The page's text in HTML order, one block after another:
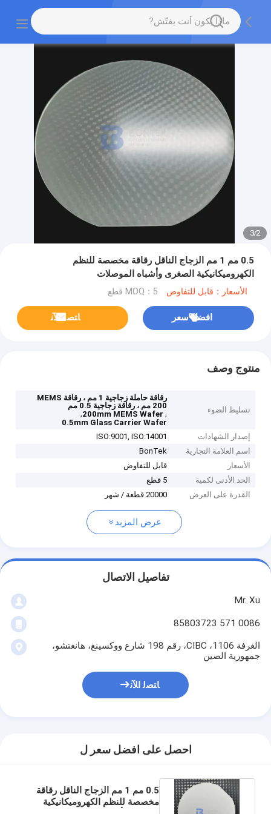
2
/
3
0.5 مم 1 مم الزجاج الناقل رقاقة مخصصة للنظم
الكهروميكانيكية الصغرى وأشباه الموصلات
الأسعار：قابل للتفاوض MOQ：5 قطع
افضل سعر ﺎﺘﺼﻟ ﺍﻶﻧ
منتوج وصف
تسليط الضوء
رقاقة حاملة زجاجية 1 مم ، رقاقة MEMS
200 مم ، رقاقة زجاجية 0.5 مم
,
200mm MEMS Wafer
,
0.5mm Glass Carrier Wafer
إصدار الشهادات
ISO:9001, ISO:14001
اسم العلامة التجارية
BonTek
الأسعار
قابل للتفاوض
الحد الأدنى لكمية
5 قطع
القدرة على العرض
20000 قطعة / شهر
عرض المزيد
تفاصيل الاتصال
Mr. Xu
0086 571 85803723
الغرفة 1106، CIBC، رقم 198 شارع ووكسينغ، هانغتشو،
جمهورية الصين
ﺎﺘﺼﻟ ﺍﻶﻧ
احصل على افضل سعر ل
0.5 مم 1 مم الزجاج الناقل رقاقة
مخصصة للنظم الكهروميكانيكية